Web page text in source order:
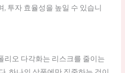
투자 효율성을 높일 수 있습니
리오 다각화는 리스크를 줄이는